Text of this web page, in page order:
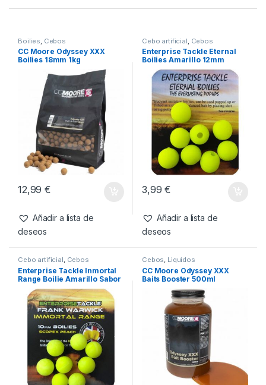
Boilies Cebos
CC Moore Odyssey XXX
Boilies 18mm 1kg
12,99€
Añadir a lista de
deseos
Cebo artificial Cebos
Enterprise Tackle Eternal
Boilies Amarillo 12mm
3,99€
Añadir a lista de
deseos
Cebo artificial, Cebos
Enterprise Tackle Inmortal
Range Boilie Amarillo Sabor
Scopex Peach 10mm
Cebos, Liquidos
CC Moore Odyssey XXX
Baits Booster 500ml